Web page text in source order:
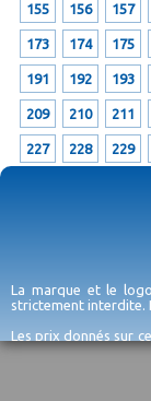
155 156 157
173 174 175
191 192 193
209 210 211
227 228 229
La marque et le
strictement interdite.
Les prix donnés sur
erreurs d'encodage,